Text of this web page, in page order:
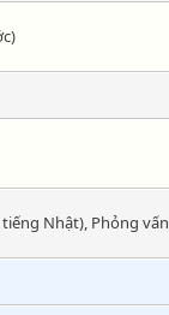
Nhật), Phỏng vấn